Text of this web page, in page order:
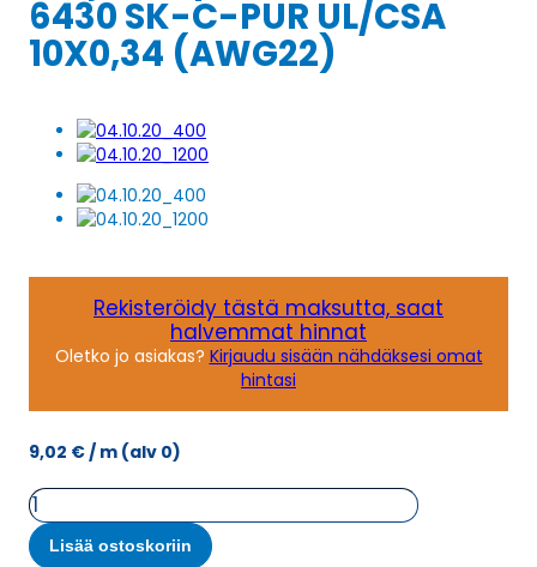
6430 SK-C-PUR UL/CSA
10X0,34 (AWG22)
Rekisteröidy tästä maksutta, saat
halvemmat hinnat
Oletko jo asiakas? Kirjaudu sisään nähdäksesi omat
hintasi
9,02 €/ m (alv 0)
Ketjukaapeli
KAWEFLEX
6430Lisää ostoskoriin